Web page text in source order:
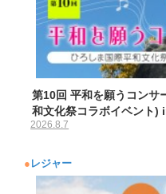
第10回 平和を願うコンサ
和文化祭コラボイベント)
2026.8.7
● レジャー